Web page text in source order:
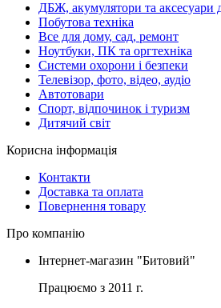
ДБЖ, акумулятори та аксесуари
Побутова техніка
Все для дому, сад, ремонт
Ноутбуки, ПК та оргтехніка
Системи охорони і безпеки
Телевізор, фото, відео, аудіо
Автотовари
Спорт, відпочинок і туризм
Дитячий світ
Корисна інформація
Контакти
Доставка та оплата
Повернення товару
Про компанію
Інтернет-магазин "Битовий"
Працюємо з 2011 г.